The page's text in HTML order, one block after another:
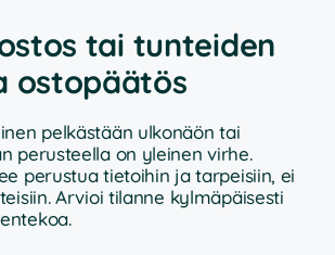
tai tunteiden
ostopäätös
pelkästään ulkonäön tai
perusteella on yleinen virhe.
perustua tietoihin ja tarpeisiin, ei
Arvioi tilanne kylmäpäisesti